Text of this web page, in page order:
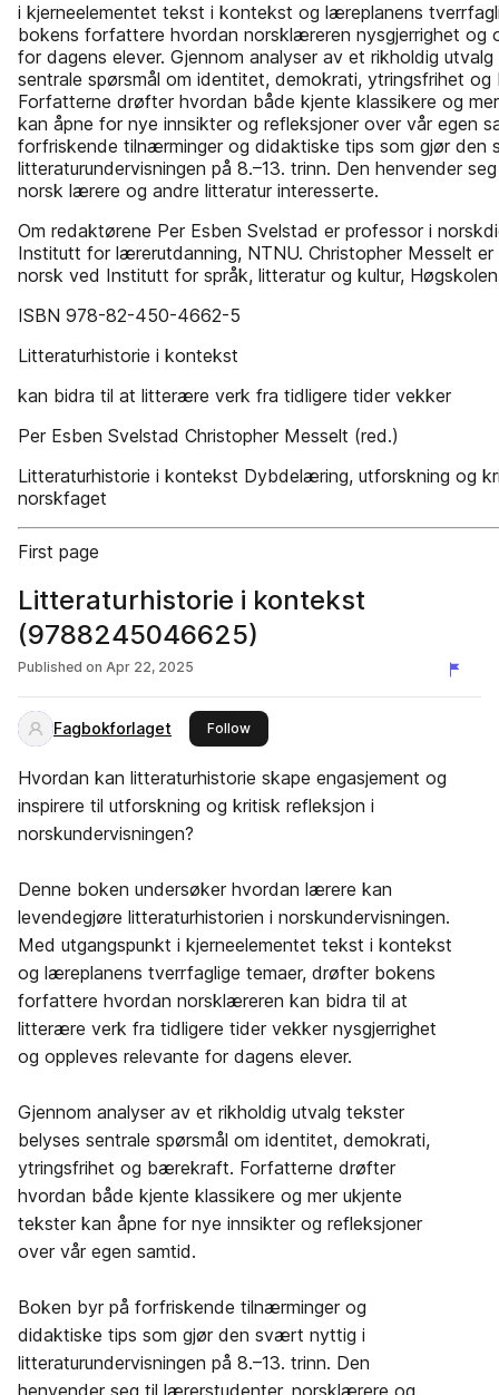
i kjerneelementet tekst i kontekst og læreplanens
bokens forfattere hvordan norsklæreren nysgjerrighet og
for dagens elever. Gjennom analyser av et rikholdig
sentrale spørsmål om identitet, demokrati, ytringsfrihet
Forfatterne drøfter hvordan både kjente klassikere og
kan åpne for nye innsikter og refleksjoner over vår egen
forfriskende tilnærminger og didaktiske tips som gjør
litteraturundervisningen på 8.–13. trinn. Den henvender
norsk­ lærere og andre litteratur interesserte.
Om redaktørene Per Esben Svelstad er professor i
Institutt for lærerutdanning, NTNU. Christopher Messelt er
norsk ved Institutt for språk, litteratur og kultur,
ISBN 978-82-450-4662-5
Litteraturhistorie i kontekst
kan bidra til at litterære verk fra tidligere tider vekker
Per Esben Svelstad Christopher Messelt (red.)
Litteraturhistorie i kontekst Dybdelæring, utforskning og
norskfaget
First page
Litteraturhistorie i kontekst
(9788245046625)
Published on Apr 22, 2025
Fagbokforlaget Followthis publisher
Hvordan kan litteraturhistorie skape engasjement og
inspirere til utforskning og kritisk refleksjon i
norskundervisningen?
Denne boken undersøker hvordan lærere kan
levendegjøre litteraturhistorien i norskundervisningen.
Med utgangspunkt i kjerneelementet tekst i kontekst
og læreplanens tverrfaglige temaer, drøfter bokens
forfattere hvordan norsklæreren kan bidra til at
litterære verk fra tidligere tider vekker nysgjerrighet
og oppleves relevante for dagens elever.
Gjennom analyser av et rikholdig utvalg tekster
belyses sentrale spørsmål om identitet, demokrati,
ytringsfrihet og bærekraft. Forfatterne drøfter
hvordan både kjente klassikere og mer ukjente
tekster kan åpne for nye innsikter og refleksjoner
over vår egen samtid.
Boken byr på forfriskende tilnærminger og
didaktiske tips som gjør den svært nyttig i
litteraturundervisningen på 8.–13. trinn. Den
henvender seg til lærerstudenter, norsklærere og